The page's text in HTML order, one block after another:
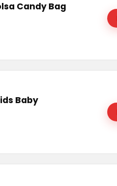
Candy Bag
Baby